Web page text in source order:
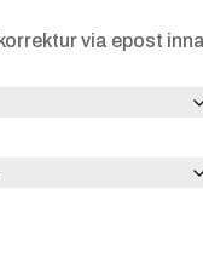
via epost